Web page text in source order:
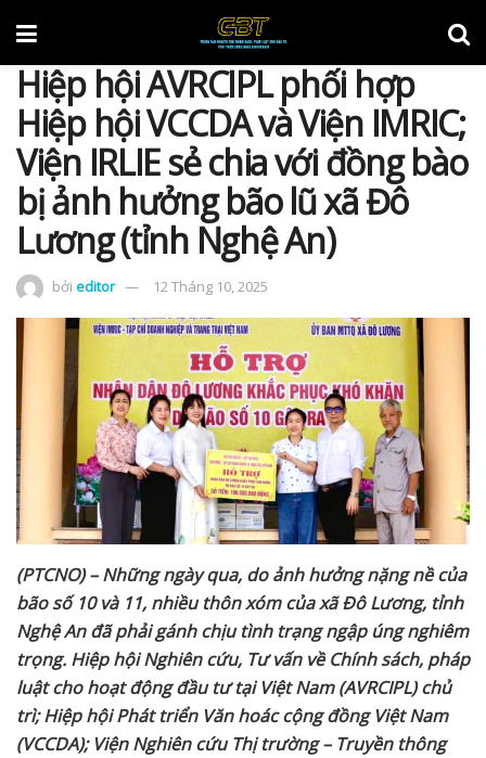
Hiệp hội AVRCIPL phối hợp
Hiệp hội VCCDA và Viện IMRIC;
Viện IRLIE sẻ chia với đồng bào
bị ảnh hưởng bão lũ xã Đô
Lương (tỉnh Nghệ An)
bởi editor 12 Tháng 10, 2025
(PTCNO) – Những ngày qua, do ảnh hưởng nặng nề của
bão số 10 và 11, nhiều thôn xómcủa xã Đô Lương, tỉnh
Nghệ Anđã phải gánh chịu tình trạng ngập úng nghiêm
trọng. Hiệphội Nghiên cứu, Tư vấn về Chính sách, pháp
luật cho hoạt động đầu tư tại Việt Nam (AVRCIPL) chủ
trì; Hiệp hội Phát triển Văn hoác cộng đồng Việt Nam
(VCCDA); Viện Nghiên cứu Thị trường – Truyền thông